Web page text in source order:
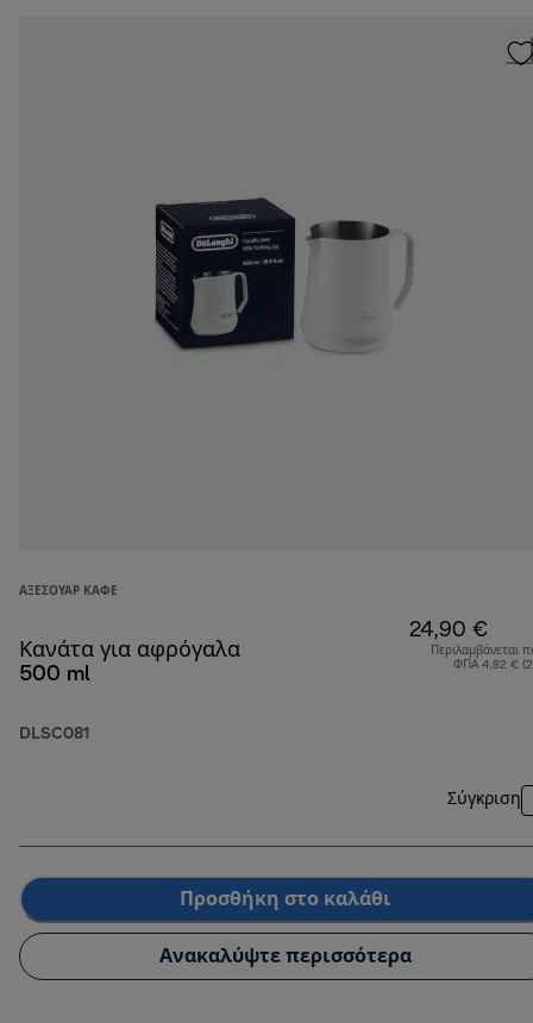
ΑΞΕΣΟΥΆΡ ΚΑΦΈ
Κανάτα για αφρόγαλα
500 ml
DLSC081
24,90 €
Περιλαμβάνεται
ΦΠΑ 4,82 €
Σύγκριση
Προσθήκη στο καλάθι
Ανακαλύψτε περισσότερα